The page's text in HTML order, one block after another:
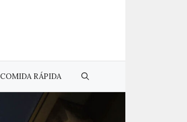
COMIDA RÁPIDA